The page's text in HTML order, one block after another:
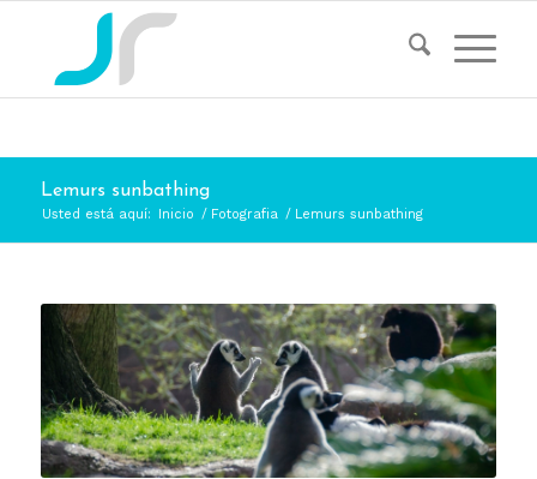
Lemurs sunbathing
Usted está aquí: Inicio / Fotografia / Lemurs sunbathing